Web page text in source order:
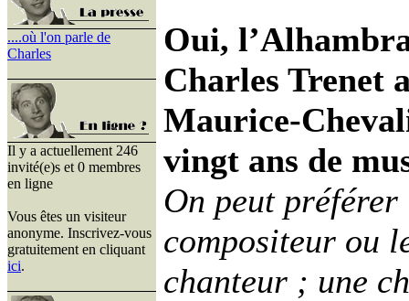
....où l'on parle de
Charles
Il y a actuellement 246
invité(e)s et 0 membres
en ligne
Vous êtes un visiteur
anonyme. Inscrivez-vous
gratuitement en cliquant
ici.
Oui,
Charles Trenet
Maurice-
vingt ans de
On peut
compositeur ou
chanteur ; une